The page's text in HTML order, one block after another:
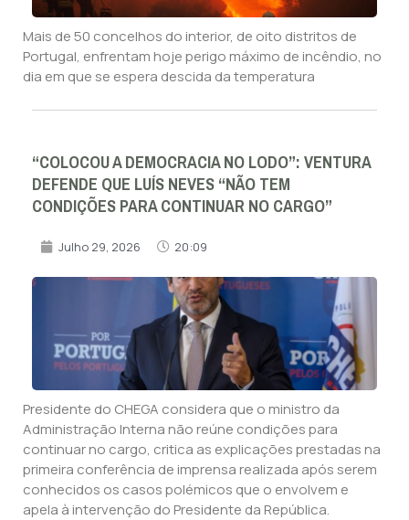
Mais de 50 concelhos do interior, de oito distritos de
Portugal, enfrentam hoje perigo máximo de incêndio, no
dia em que se espera descida da temperatura
“COLOCOU A DEMOCRACIA NO LODO”: VENTURA
DEFENDE QUE LUÍS NEVES “NÃO TEM
CONDIÇÕES PARA CONTINUAR NO CARGO”
Julho 29, 2026 20:09
Presidente do CHEGA considera que o ministro da
Administração Interna não reúne condições para
continuar no cargo, critica as explicações prestadas na
primeira conferência de imprensa realizada após serem
conhecidos os casos polémicos que o envolvem e
apela à intervenção do Presidente da República.